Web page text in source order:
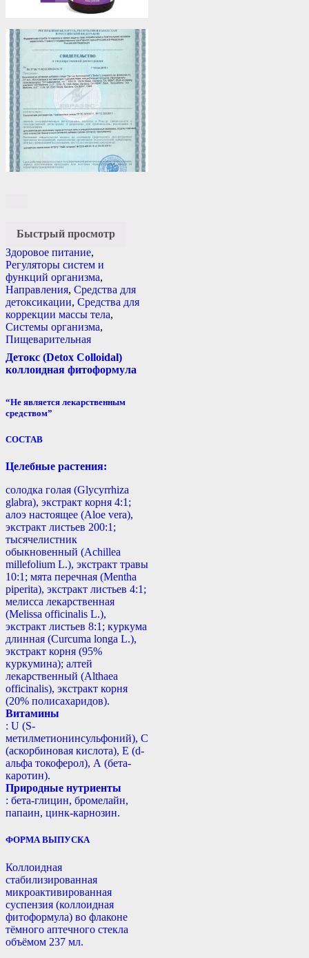
Быстрый просмотр
Здоровое питание,
Регуляторы систем и
функций организма,
Направления, Средства для
детоксикации, Средства для
коррекции массы тела,
Системы организма,
Пищеварительная
Детокс (Detox Colloidal)
коллоидная фитоформула
“Не является лекарственным
средством”
СОСТАВ
Целебные растения:
солодка голая (Glycyrrhiza
glabra), экстракт корня 4:1;
алоэ настоящее (Aloe vera),
экстракт листьев 200:1;
тысячелистник
обыкновенный (Achillea
millefolium L.), экстракт травы
10:1; мята перечная (Mentha
piperita), экстракт листьев 4:1;
мелисса лекарственная
(Melissa officinalis L.),
экстракт листьев 8:1; куркума
длинная (Curcuma longa L.),
экстракт корня (95%
куркумина); алтей
лекарственный (Althaea
officinalis), экстракт корня
(20% полисахаридов).
Витамины
: U (S-
метилметионинсульфоний), С
(аскорбиновая кислота), Е (d-
альфа токоферол), А (бета-
каротин).
Природные нутриенты
: бета-глицин, бромелайн,
папаин, цинк-карнозин.
ФОРМА ВЫПУСКА
Коллоидная
стабилизированная
микроактивированная
суспензия (коллоидная
фитоформула) во флаконе
тёмного аптечного стекла
объёмом 237 мл.